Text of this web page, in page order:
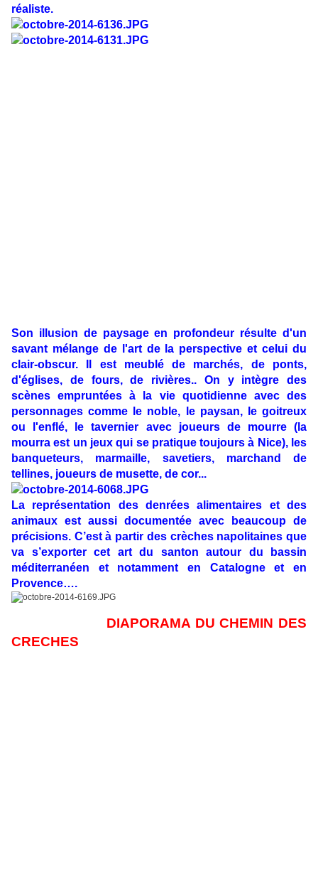
réaliste.
Son illusion de paysage en profondeur résulte d'un
savant mélange de l'art de la perspective et celui du
clair-obscur. Il est meublé de marchés, de ponts,
d'églises, de fours, de rivières.. On y intègre des
scènes empruntées à la vie quotidienne avec des
personnages comme le noble, le paysan, le goitreux
ou l'enflé, le tavernier avec joueurs de
mourre (la
mourra est un jeux qui se pratique toujours à Nice), les
banqueteurs, marmaille, savetiers, marchand de
tellines, joueurs de musette, de cor...
La représentation des denrées alimentaires et des
animaux est aussi documentée avec beaucoup de
précisions. C’est à partir des crèches napolitaines que
va s’exporter cet art du santon autour du bassin
méditerranéen et notamment en Catalogne et en
Provence….
DIAPORAMA DU CHEMIN DES
CRECHES